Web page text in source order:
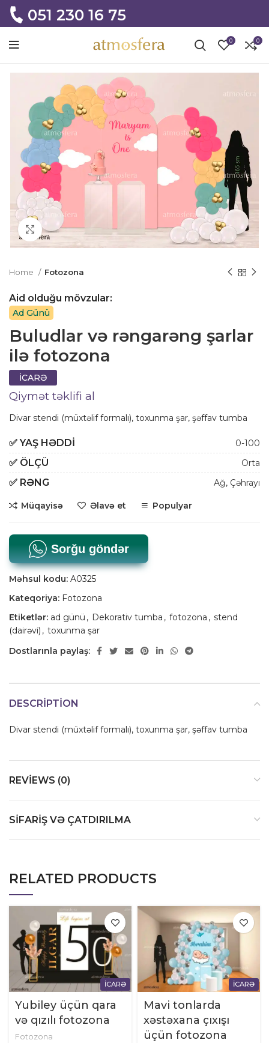
051 230 16 75
0 0
Click to enlarge
Home Fotozona
Aid olduğu mövzular:
Ad Günü
Buludlar və rəngarəng şarlar
ilə fotozona
İCARƏ
Qiymət təklifi al
Divar stendi (müxtəlif formalı), toxunma şar, şəffav tumba
✅YAŞ HƏDDI 0-100
✅ ÖLÇÜ Orta
✅ RƏNG Ağ, Çəhrayı
Müqayisə Əlavə et Populyar
Sorğu göndər
Məhsul kodu: A0325
Kateqoriya: Fotozona
Etiketlər: ad günü , Dekorativ tumba , fotozona , stend
(dairəvi) , toxunma şar
Dostlarınla paylaş:
DESCRIPTION
Divar stendi (müxtəlif formalı), toxunma şar, şəffav tumba
REVIEWS (0)
SIFARIŞ VƏ ÇATDIRILMA
RELATED PRODUCTS
İCARƏ
Yubiley üçün qara
və qızılı fotozona
Fotozona
İCARƏ
Mavi tonlarda
xəstəxana çıxışı
üçün fotozona